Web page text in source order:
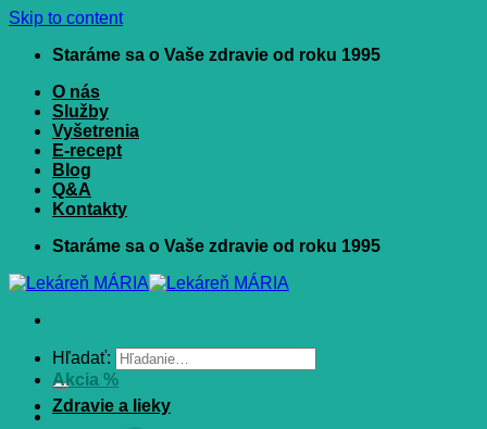
Skip to content
Staráme sa o Vaše zdravie od roku 1995
O nás
Služby
Vyšetrenia
E-recept
Blog
Q&A
Kontakty
Staráme sa o Vaše zdravie od roku 1995
Hľadať:
Akcia %
Zdravie a lieky